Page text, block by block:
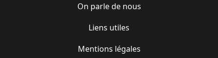
On parle de nous
Liens utiles
Mentions légales